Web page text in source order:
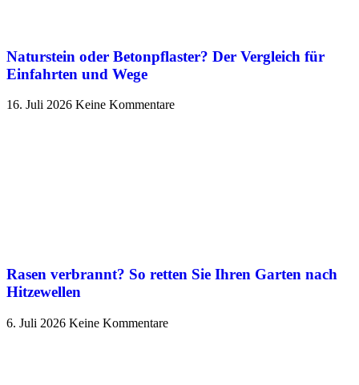
Naturstein oder Betonpflaster? Der Vergleich für
Einfahrten und Wege
16. Juli 2026 Keine Kommentare
Rasen verbrannt? So retten Sie Ihren Garten nach
Hitzewellen
6. Juli 2026 Keine Kommentare